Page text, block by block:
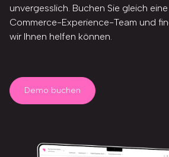
unvergesslich. Buchen Sie gleich
Commerce-Experience-Team und
wir Ihnen helfen können.
Demo buchen